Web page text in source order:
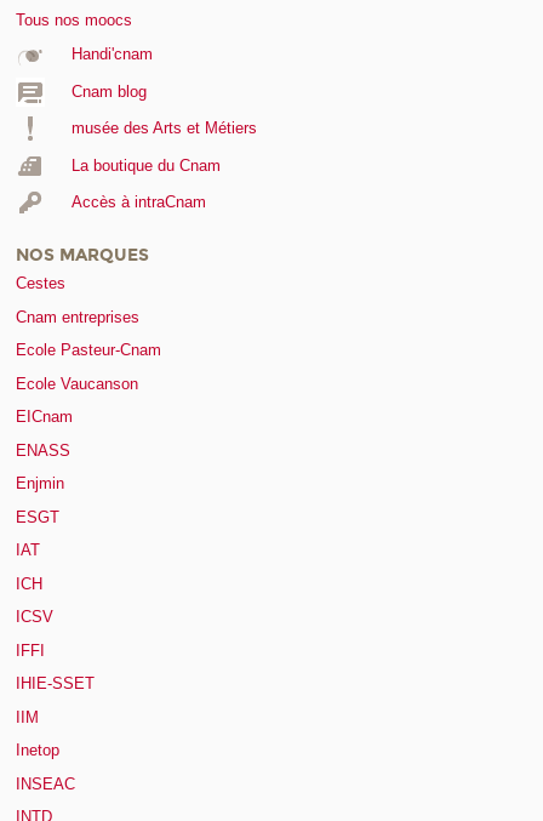
Tous nos moocs
Handi'cnam
Cnam blog
musée des Arts et Métiers
La boutique du Cnam
Accès à intraCnam
NOS MARQUES
Cestes
Cnam entreprises
Ecole Pasteur-Cnam
Ecole Vaucanson
EICnam
ENASS
Enjmin
ESGT
IAT
ICH
ICSV
IFFI
IHIE-SSET
IIM
Inetop
INSEAC
INTD